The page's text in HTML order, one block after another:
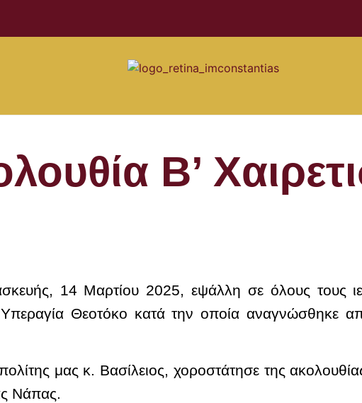
Β’
14 Μαρτίου 2025, εψάλλη σε όλους τους
Θεοτόκο κατά την οποία αναγνώσθηκε
μας κ. Βασίλειος, χοροστάτησε της
Νάπας.